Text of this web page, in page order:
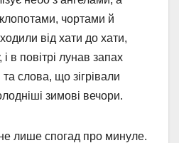
чортами й
від хати до хати,
в повітрі лунав запах
та слова, що зігрівали
зимові вечори.
лише спогад про минуле.